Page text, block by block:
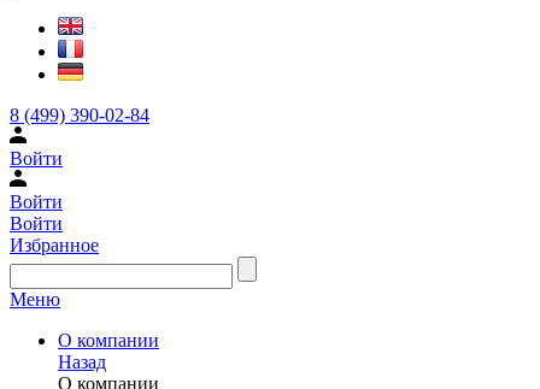
8 (499) 390-02-84
Войти
Войти
Войти
Избранное
Меню
О компании
Назад
О компании